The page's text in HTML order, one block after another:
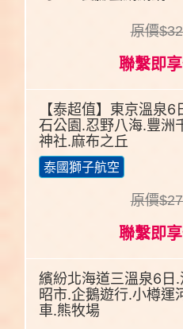
原價
聯繫即
【泰超值】東京溫泉
石公園.忍野八海.豐洲
神社.麻布之丘
泰國獅子航空
原價
聯繫即
繽紛北海道三溫泉6日
昭市.企鵝遊行.小樽運
車.熊牧場